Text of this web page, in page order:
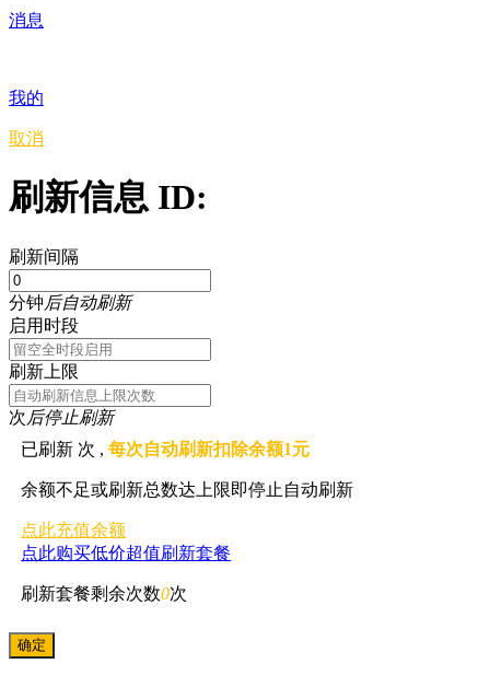
消息
我的
取消
刷新信息 ID:
刷新间隔
分钟后自动刷新
启用时段
刷新上限
次后停止刷新
已刷新 次 ,每次自动刷新扣除余额1元
余额不足或刷新总数达上限即停止自动刷新
点此充值余额
点此购买低价超值刷新套餐
刷新套餐剩余次数0次